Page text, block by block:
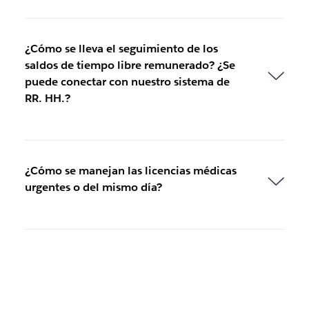
¿Cómo se lleva el seguimiento de los
saldos de tiempo libre remunerado? ¿Se
puede conectar con nuestro sistema de
RR. HH.?
¿Cómo se manejan las licencias médicas
urgentes o del mismo día?